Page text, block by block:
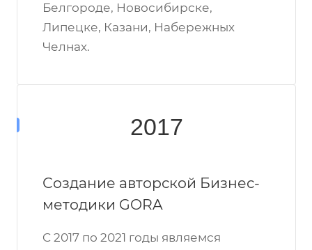
Белгороде, Новосибирске,
Липецке, Казани, Набережных
Челнах.
2017
Создание авторской Бизнес-
методики GORA
C 2017 по 2021 годы являемся